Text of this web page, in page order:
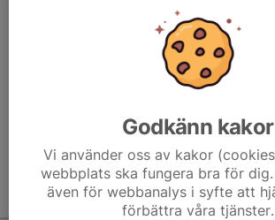
Godkänn kakor
Vi använder oss av kakor
webbplats ska fungera bra för
även för webbanalys i syfte att
förbättra våra tjänster.